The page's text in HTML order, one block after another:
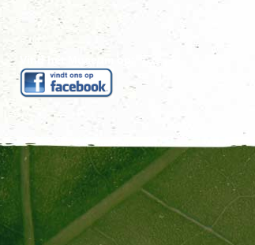
Vind het Museum op: